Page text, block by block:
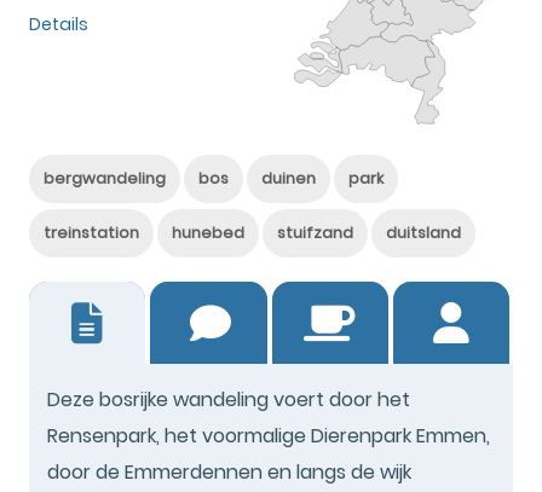
Details
bergwandeling bos duinen park
treinstation hunebed stuifzand duitsland
Deze bosrijke wandeling voert door het
Rensenpark, het voormalige Dierenpark Emmen,
door de Emmerdennen en langs de wijk